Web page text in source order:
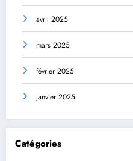
avril 2025
mars 2025
février 2025
janvier 2025
Catégories